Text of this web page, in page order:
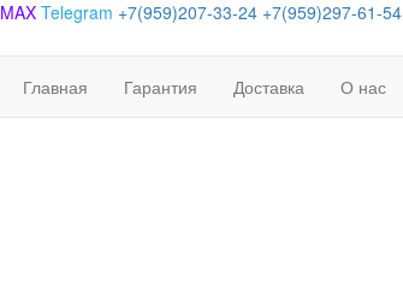
MAX Telegram +7(959)207-33-24 +7(959)297-61-54
Главная Гарантия Доставка О нас